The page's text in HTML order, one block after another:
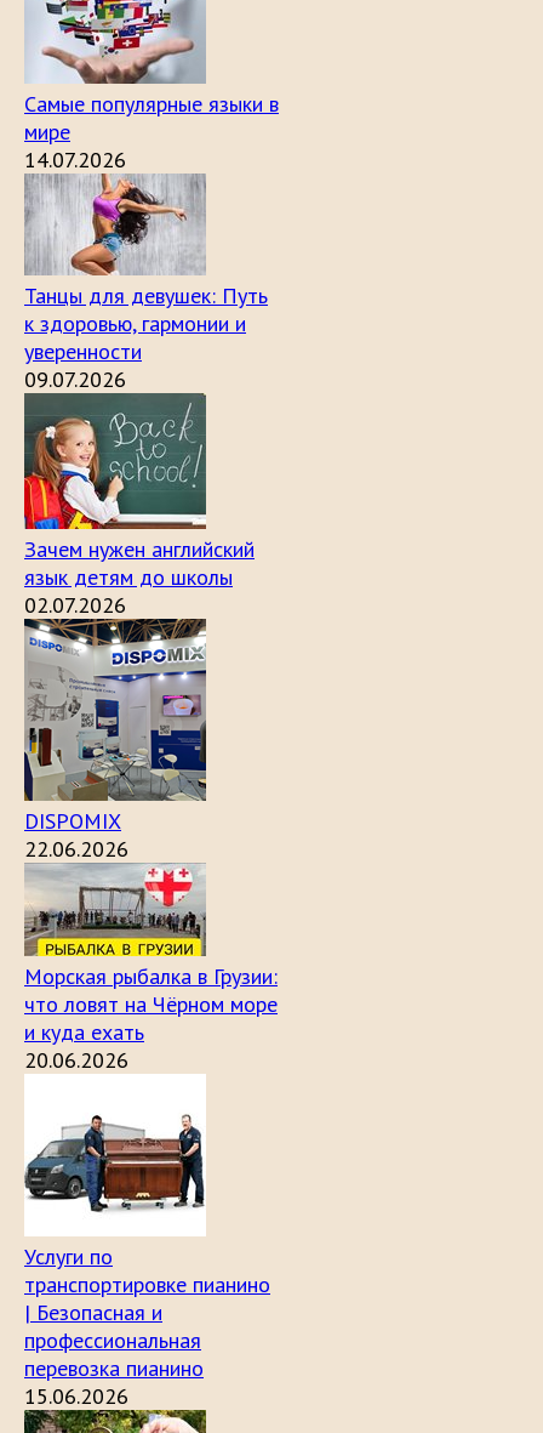
Самые популярные языки в
мире
14.07.2026
Танцы для девушек: Путь
к здоровью, гармонии и
уверенности
09.07.2026
Зачем нужен английский
язык детям до школы
02.07.2026
DISPOMIX
22.06.2026
Морская рыбалка в Грузии:
что ловят на Чёрном море
и куда ехать
20.06.2026
Услуги по
транспортировке пианино
| Безопасная и
профессиональная
перевозка пианино
15.06.2026